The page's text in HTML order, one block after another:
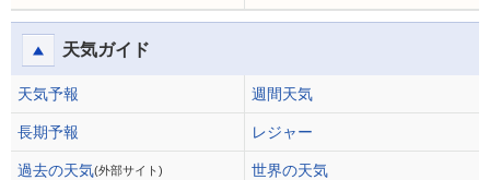
天気ガイド
天気予報 週間天気
長期予報 レジャー
過去の天気(外部サイト)
世界の天気